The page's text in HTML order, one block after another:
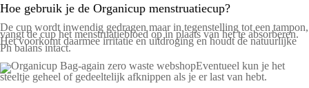
Hoe gebruik je de Organicup menstruatiecup?
De cup wordt inwendig gedragen maar in tegenstelling tot een tampon,
vangt de cup het menstruatiebloed op in plaats van het te absorberen.
Het voorkomt daarmee irritatie en uitdroging en houdt de natuurlijke
Ph balans intact.
Eventueel kun je het
steeltje geheel of gedeeltelijk afknippen als je er last van hebt.